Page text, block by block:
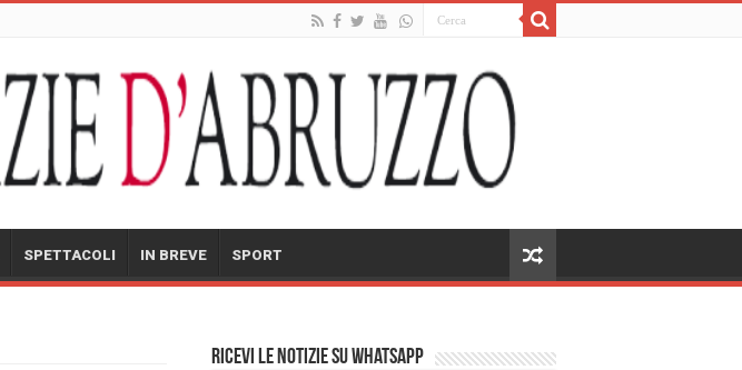
SPETTACOLI IN BREVE SPORT
Ricevi le notizie su Whatsapp